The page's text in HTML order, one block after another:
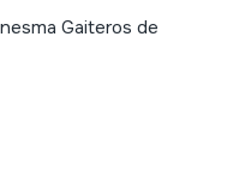
Gaiteros de